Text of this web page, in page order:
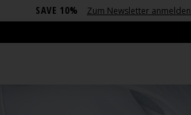
SAVE 10% Zum Newsletter anmelden